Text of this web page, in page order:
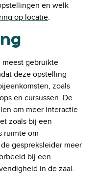
en welk
op locatie
meest gebruikte
deze opstelling
zoals
en cursussen. De
om meer interactie
zoals bij een
ruimte om
gespreksleider meer
bij een
in de zaal.